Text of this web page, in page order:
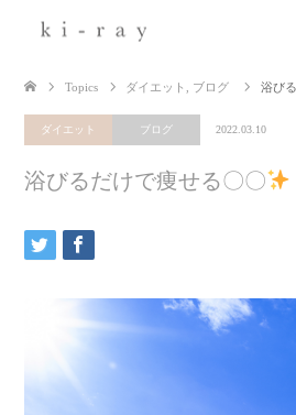
Topics ダイエット ブログ 浴び
ダイエット ブログ 2022.03.10
浴びるだけで痩せる〇〇